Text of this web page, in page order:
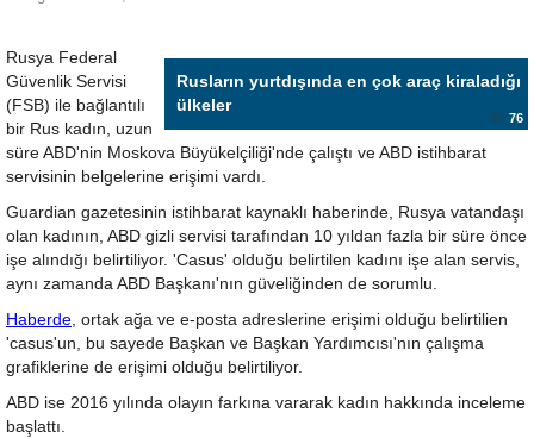
Rusların yurtdışında en çok araç kiraladığı
ülkeler
76
Rusya Federal
Güvenlik Servisi
(FSB) ile bağlantılı
bir Rus kadın, uzun
süre ABD'nin Moskova Büyükelçiliği'nde çalıştı ve ABD istihbarat
servisinin belgelerine erişimi vardı.
Guardian gazetesinin istihbarat kaynaklı haberinde, Rusya vatandaşı
olan kadının, ABD gizli servisi tarafından 10 yıldan fazla bir süre önce
işe alındığı belirtiliyor. 'Casus' olduğu belirtilen kadını işe alan servis,
aynı zamanda ABD Başkanı'nın güveliğinden de sorumlu.
Haberde, ortak ağa ve e-posta adreslerine erişimi olduğu belirtilien
'casus'un, bu sayede Başkan ve Başkan Yardımcısı'nın çalışma
grafiklerine de erişimi olduğu belirtiliyor.
ABD ise 2016 yılında olayın farkına vararak kadın hakkında inceleme
başlattı.